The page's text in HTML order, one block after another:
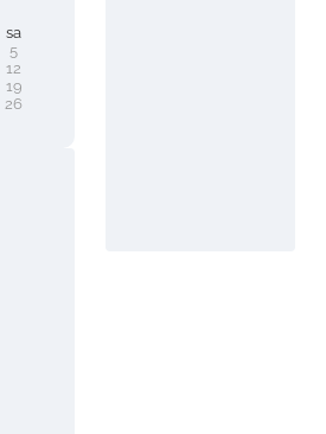
sa
5
12
19
26